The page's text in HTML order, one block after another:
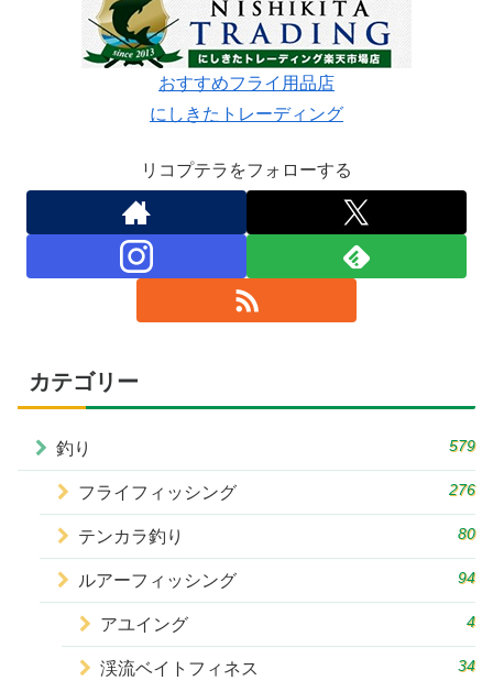
おすすめフライ用品店
にしきたトレーディング
リコプテラをフォローする
カテゴリー
釣り 579
フライフィッシング 276
テンカラ釣り 80
ルアーフィッシング 94
アユイング 4
渓流ベイトフィネス 34